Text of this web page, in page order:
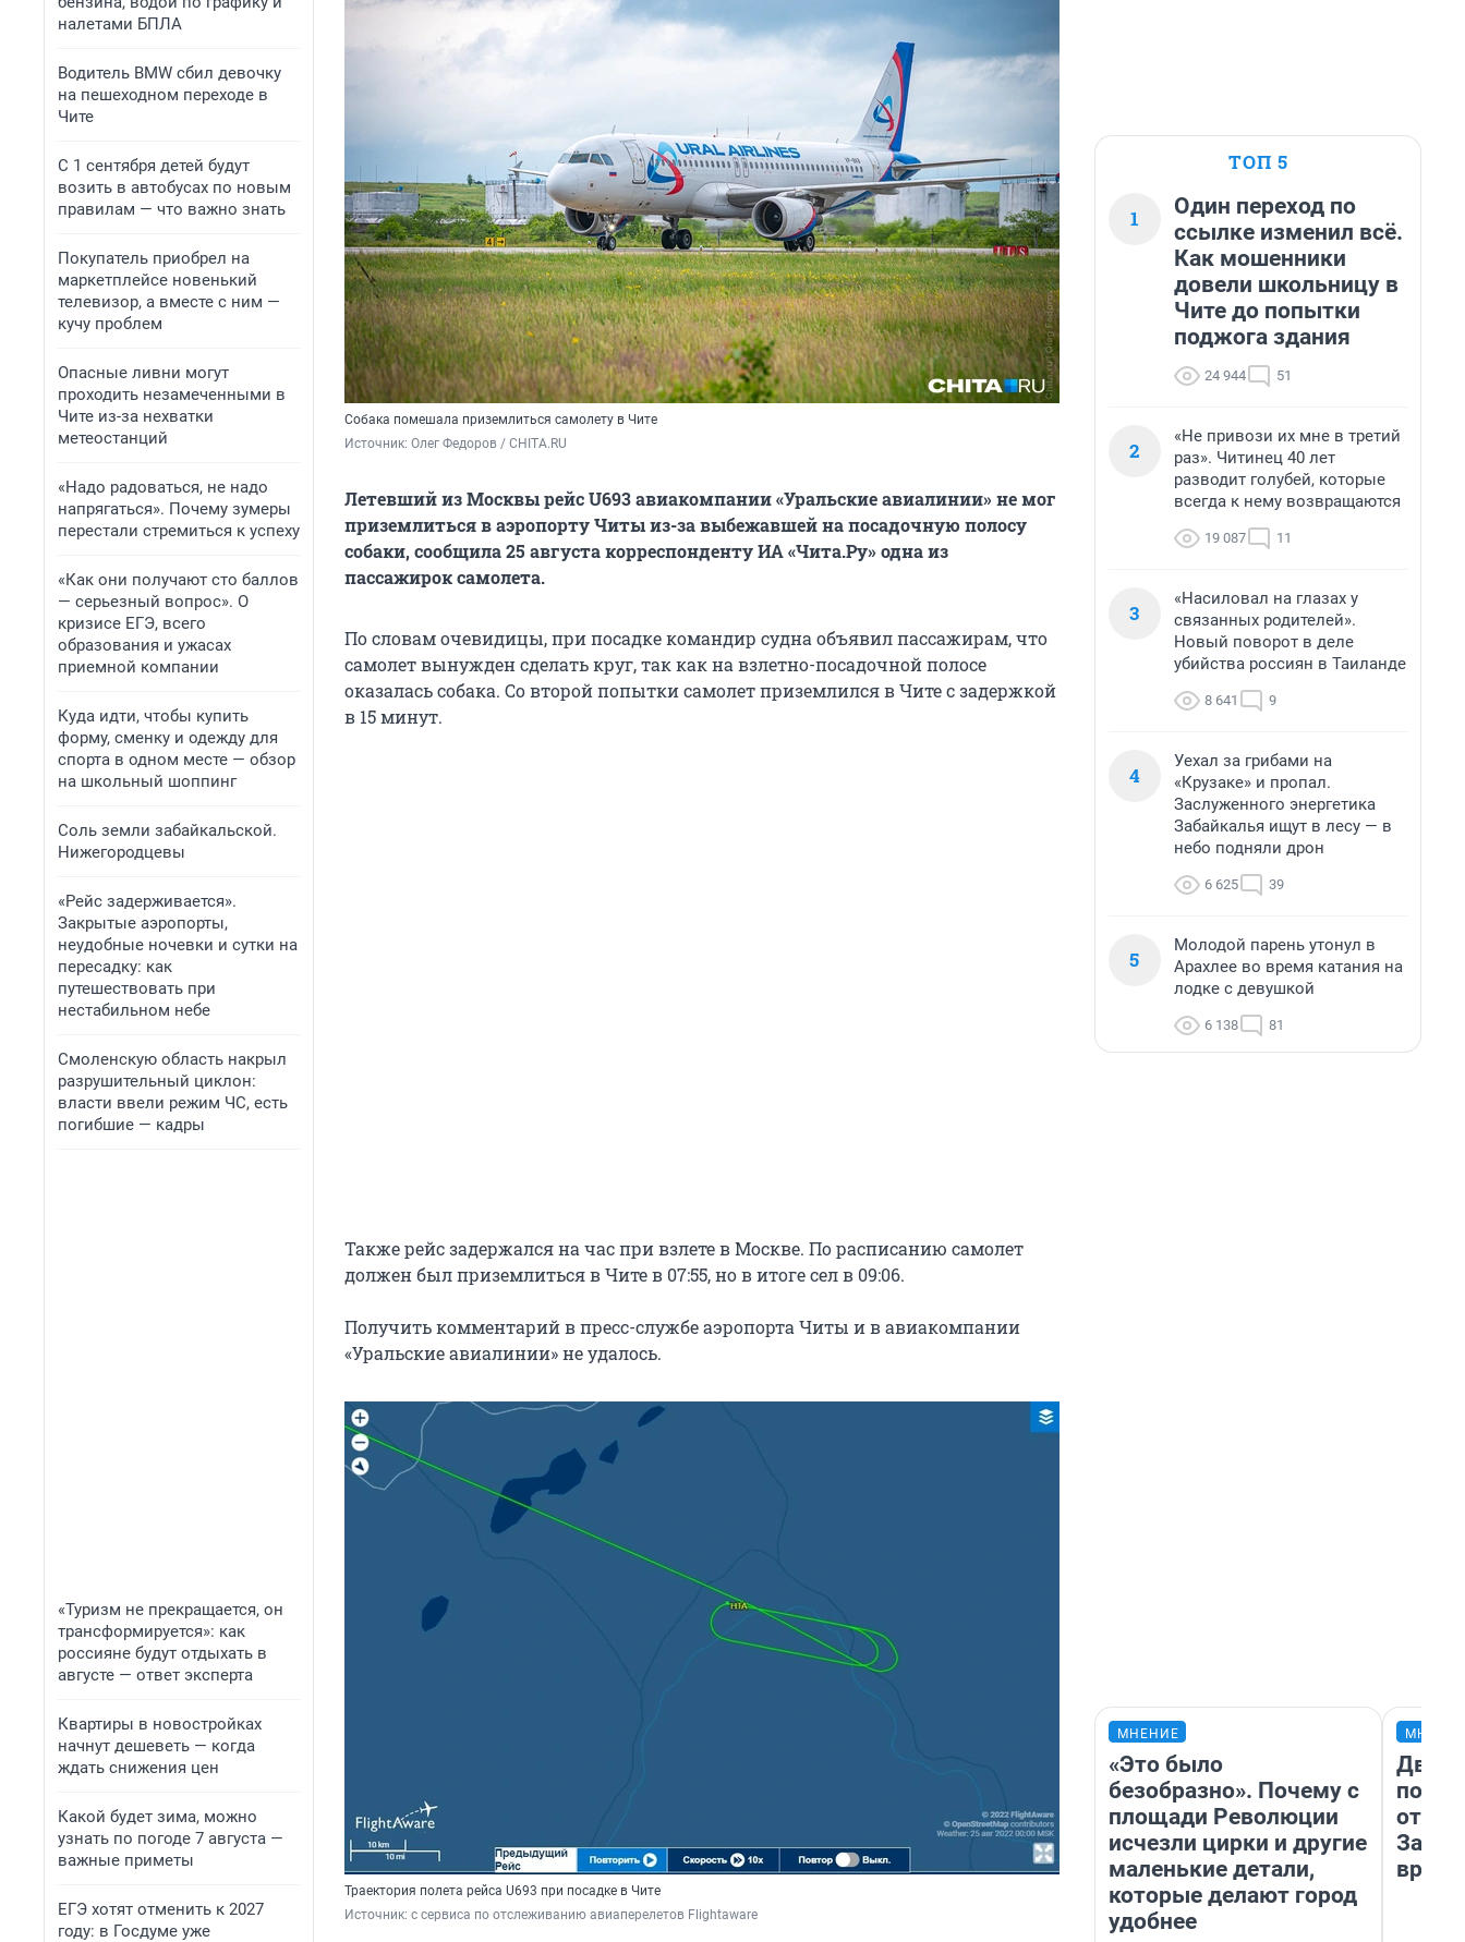
налетами БПЛА
Водитель BMW сбил девочку
на пешеходном переходе в
Чите
С 1 сентября детей будут
возить в автобусах по новым
правилам — что важно знать
Покупатель приобрел на
маркетплейсе новенький
телевизор, а вместе с ним —
кучу проблем
Опасные ливни могут
проходить незамеченными в
Чите из-за нехватки
метеостанций
«Надо радоваться, не надо
напрягаться». Почему зумеры
перестали стремиться к успеху
«Как они получают сто баллов
— серьезный вопрос». О
кризисе ЕГЭ, всего
образования и ужасах
приемной компании
Куда идти, чтобы купить
форму, сменку и одежду для
спорта в одном месте — обзор
на школьный шоппинг
Соль земли забайкальской.
Нижегородцевы
«Рейс задерживается».
Закрытые аэропорты,
неудобные ночевки и сутки на
пересадку: как
путешествовать при
нестабильном небе
Смоленскую область накрыл
разрушительный циклон:
власти ввели режим ЧС, есть
погибшие — кадры
«Туризм не прекращается, он
трансформируется»: как
россияне будут отдыхать в
августе — ответ эксперта
Квартиры в новостройках
начнут дешеветь — когда
ждать снижения цен
Какой будет зима, можно
узнать по погоде 7 августа —
важные приметы
ЕГЭ хотят отменить к 2027
году: в Госдуме уже
Собака помешала приземлиться самолету в Чите
Источник: Олег Федоров / CHITA.RU
Летевший из Москвы рейс U693 авиакомпании «Уральские авиалинии» не мог
приземлиться в аэропорту Читы из-за выбежавшей на посадочную полосу
собаки, сообщила 25 августа корреспонденту ИА «Чита.Ру» одна из
пассажирок самолета.
По словам очевидицы, при посадке командир судна объявил пассажирам, что
самолет вынужден сделать круг, так как на взлетно-посадочной полосе
оказалась собака. Со второй попытки самолет приземлился в Чите с задержкой
в 15 минут.
Также рейс задержался на час при взлете в Москве. По расписанию самолет
должен был приземлиться в Чите в 07:55, но в итоге сел в 09:06.
Получить комментарий в пресс-службе аэропорта Читы и в авиакомпании
«Уральские авиалинии» не удалось.
Траектория полета рейса U693 при посадке в Чите
Источник: с сервиса по отслеживанию авиаперелетов Flightaware
ТОП 5
1
Один переход по
ссылке изменил всё.
Как мошенники
довели школьницу в
Чите до попытки
поджога здания
24 944 51
2
«Не привози их мне в третий
раз». Читинец 40 лет
разводит голубей, которые
всегда к нему возвращаются
19 087 11
3
«Насиловал на глазах у
связанных родителей».
Новый поворот в деле
убийства россиян в Таиланде
8 641 9
4
Уехал за грибами на
«Крузаке» и пропал.
Заслуженного энергетика
Забайкалья ищут в лесу — в
небо подняли дрон
6 625 39
5
Молодой парень утонул в
Арахлее во время катания на
лодке с девушкой
6 138 81
МНЕНИЕ
«Это было
безобразно». Почему с
площади Революции
исчезли цирки и другие
маленькие детали,
которые делают город
удобнее
Два
от